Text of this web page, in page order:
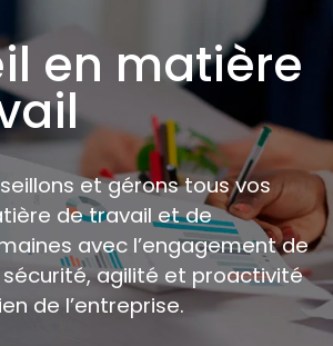
en matière
et gérons tous vos
de travail et de
avec l’engagement de
agilité et proactivité
de l’entreprise.